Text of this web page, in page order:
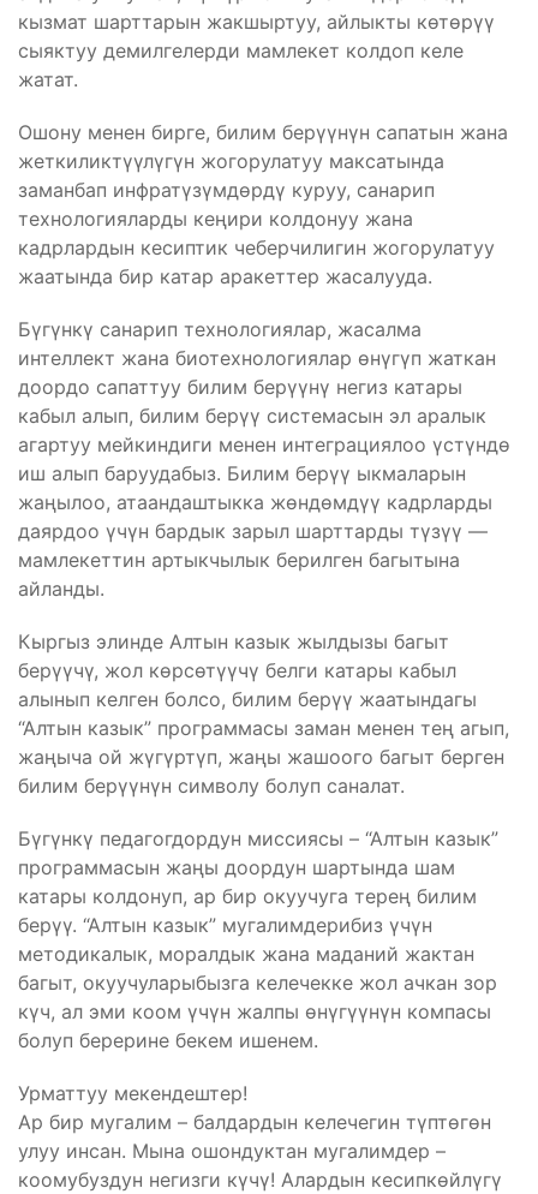
кызмат шарттарын жакшыртуу, айлыкты көтөрүү
сыяктуу демилгелерди мамлекет колдоп келе
жатат.
Ошону менен бирге, билим берүүнүн сапатын жана
жеткиликтүүлүгүн жогорулатуу максатында
заманбап инфратүзүмдөрдү куруу, санарип
технологияларды кеңири колдонуу жана
кадрлардын кесиптик чеберчилигин жогорулатуу
жаатында бир катар аракеттер жасалууда.
Бүгүнкү санарип технологиялар, жасалма
интеллект жана биотехнологиялар өнүгүп жаткан
доордо сапаттуу билим берүүнү негиз катары
кабыл алып, билим берүү системасын эл аралык
агартуу мейкиндиги менен интеграциялоо үстүндө
иш алып баруудабыз. Билим берүү ыкмаларын
жаңылоо, атаандаштыкка жөндөмдүү кадрларды
даярдоо үчүн бардык зарыл шарттарды түзүү —
мамлекеттин артыкчылык берилген багытына
айланды.
Кыргыз элинде Алтын казык жылдызы багыт
берүүчү, жол көрсөтүүчү белги катары кабыл
алынып келген болсо, билим берүү жаатындагы
“Алтын казык” программасы заман менен тең агып,
жаңыча ой жүгүртүп, жаңы жашоого багыт берген
билим берүүнүн символу болуп саналат.
Бүгүнкү педагогдордун миссиясы – “Алтын казык”
программасын жаңы доордун шартында шам
катары колдонуп, ар бир окуучуга терең билим
берүү. “Алтын казык” мугалимдерибиз үчүн
методикалык, моралдык жана маданий жактан
багыт, окуучуларыбызга келечекке жол ачкан зор
күч, ал эми коом үчүн жалпы өнүгүүнүн компасы
болуп берерине бекем ишенем.
Урматтуу мекендештер!
Ар бир мугалим – балдардын келечегин түптөгөн
улуу инсан. Мына ошондуктан мугалимдер –
коомубуздун негизги күчү! Алардын кесипкөйлүгү